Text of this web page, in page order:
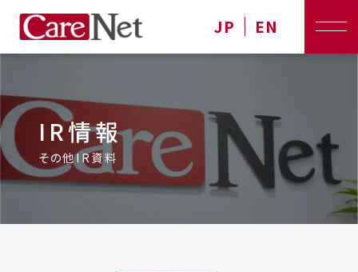
JP EN
IR情報
その他IR資料